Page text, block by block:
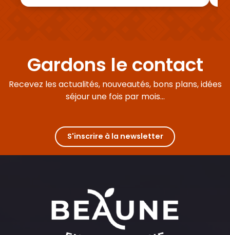
Gardons le contact
Recevez les actualités, nouveautés, bons plans, idées
séjour une fois par mois...
S'inscrire à la newsletter